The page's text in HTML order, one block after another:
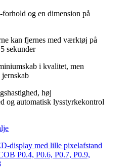
forhold og en dimension på
kan fjernes med værktøj på
sekunder
i kvalitet, men
jernskab
høj
og automatisk lysstyrkekontrol